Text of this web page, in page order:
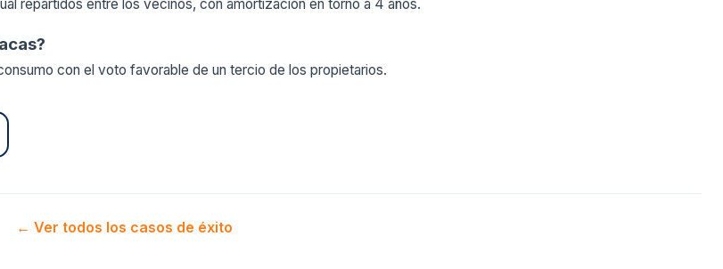
repartidos entre los vecinos, con amortización en torno a 4 años.
con el voto favorable de un tercio de los propietarios.
← Ver todos los casos de éxito